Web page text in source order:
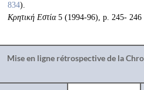
834).
Κρητική Εστία5 (1994-96), p. 245- 246
Mise en ligne rétrospective de la